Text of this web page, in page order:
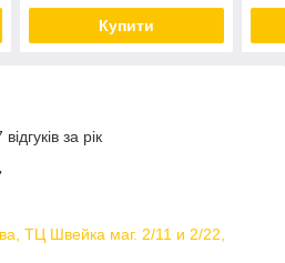
Купити
за рік
ТЦ Швейка маг. 2/11 и 2/22,